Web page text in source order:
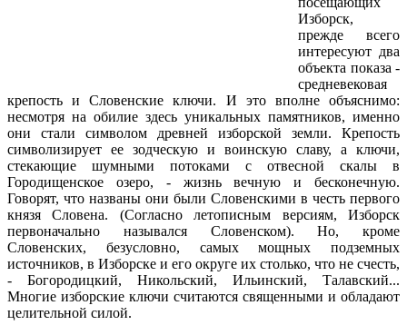
Изборск,
прежде всего
интересуют два
объекта показа -
средневековая
крепость и Словенские ключи. И это вполне объяснимо:
несмотря на обилие здесь уникальных памятников, именно
они стали символом древней изборской земли. Крепость
символизирует ее зодческую и воинскую славу, а ключи,
стекающие шумными потоками с отвесной скалы в
Городищенское озеро, - жизнь вечную и бесконечную.
Говорят, что названы они были Словенскими в честь первого
князя Словена. (Согласно летописным версиям, Изборск
первоначально назывался Словенском). Но, кроме
Словенских, безусловно, самых мощных подземных
источников, в Изборске и его округе их столько, что не счесть,
- Богородицкий, Никольский, Ильинский, Талавский...
Многие изборские ключи считаются священными и обладают
целительной силой.